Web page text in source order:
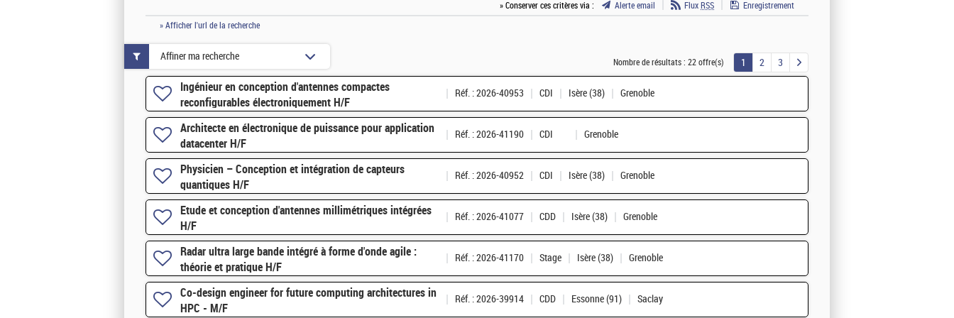
» Conserver ces critères via : Alerte email Flux RSS
Enregistrement
» Afficher l'url de la recherche
Nombre de résultats : 22 offre(s) 1 2 3
Ingénieur en conception d'antennes compactes
reconfigurables électroniquement H/F
Réf. : 2026-40953 CDI Isère (38) Grenoble
Architecte en électronique de puissance pour application
datacenter H/F
Réf. : 2026-41190 CDI Grenoble
Physicien – Conception et intégration de capteurs
quantiques H/F
Réf. : 2026-40952 CDI Isère (38) Grenoble
Etude et conception d'antennes millimétriques intégrées
H/F
Réf. : 2026-41077 CDD Isère (38) Grenoble
Radar ultra large bande intégré à forme d'onde agile :
théorie et pratique H/F
Réf. : 2026-41170 Stage Isère (38) Grenoble
Co-design engineer for future computing architectures in
HPC - M/F
Réf. : 2026-39914 CDD Essonne (91) Saclay
Affiner ma recherche